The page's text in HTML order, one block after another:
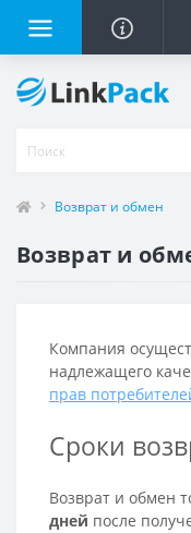
Возврат и обмен
Возврат и
Компания
надлежащего
прав
Сроки
Возврат и обмен
дней после